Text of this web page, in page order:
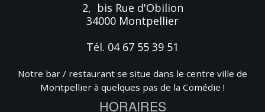
2, bis Rue d'Obilion
34000 Montpellier
Tél. 04 67 55 39 51
Notre bar / restaurant se situe dans le centre ville de
Montpellier à quelques pas de la Comédie !
HORAIRES